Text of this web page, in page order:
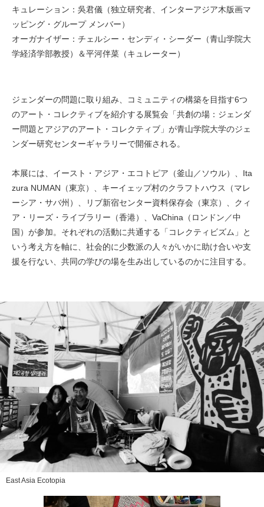
キュレーション：吳君儀（独立研究者、インターアジア木版画マ
ッピング・グループ メンバー）
オーガナイザー：チェルシー・センディ・シーダー（青山学院大
学経済学部教授）＆平河伴菜（キュレーター）
ジェンダーの問題に取り組み、コミュニティの構築を目指す6つ
のアート・コレクティブを紹介する展覧会「共創の場：ジェンダ
ー問題とアジアのアート・コレクティブ」が青山学院大学のジェ
ンダー研究センターギャラリーで開催される。
本展には、イースト・アジア・エコトピア（釜山／ソウル）、Ita
zura NUMAN（東京）、キーイェップ村のクラフトハウス（マレ
ーシア・サバ州）、リブ新宿センター資料保存会（東京）、クィ
ア・リーズ・ライブラリー（香港）、VaChina（ロンドン／中
国）が参加。それぞれの活動に共通する「コレクティビズム」と
いう考え方を軸に、社会的に少数派の人々がいかに助け合いや支
援を行ない、共同の学びの場を生み出しているのかに注目する。
East Asia Ecotopia